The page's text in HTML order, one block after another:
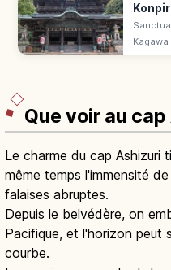
dédié
Kagawa
Que voir au
Le charme du cap Ashizuri
même temps l'immensité
falaises abruptes.
Depuis le belvédère, on
Pacifique, et l'horizon peut
courbe.